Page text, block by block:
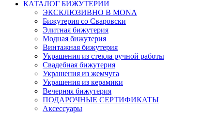
КАТАЛОГ БИЖУТЕРИИ
ЭКСКЛЮЗИВНО В MONA
Бижутерия со Сваровски
Элитная бижутерия
Модная бижутерия
Винтажная бижутерия
Украшения из стекла ручной работы
Свадебная бижутерия
Украшения из жемчуга
Украшения из керамики
Вечерняя бижутерия
ПОДАРОЧНЫЕ СЕРТИФИКАТЫ
Аксессуары